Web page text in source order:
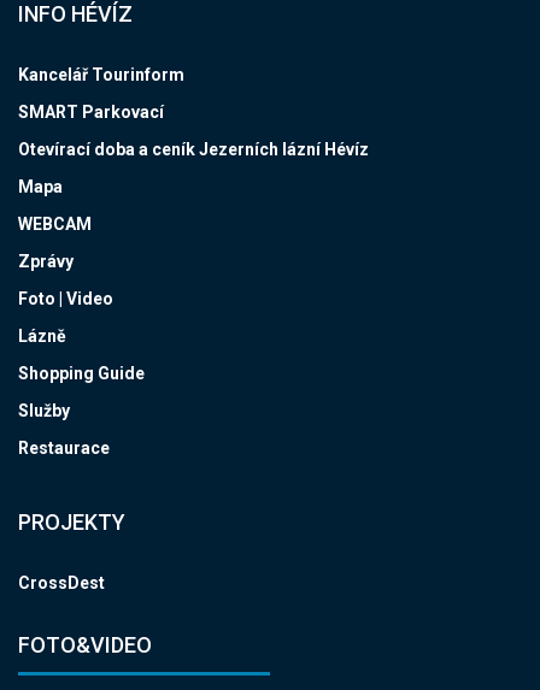
INFO HÉVÍZ
Kancelář Tourinform
SMART Parkovací
Otevírací doba a ceník Jezerních lázní Hévíz
Mapa
WEBCAM
Zprávy
Foto | Video
Lázně
Shopping Guide
Služby
Restaurace
PROJEKTY
CrossDest
FOTO&VIDEO